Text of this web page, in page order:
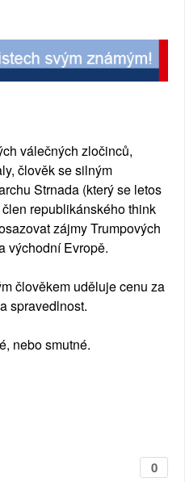
válečných zločinců,
člověk se silným
Strnada (který se letos
republikánského think
zájmy Trumpových
východní Evropě.
člověkem uděluje cenu za
spravedlnost.
nebo smutné.
0